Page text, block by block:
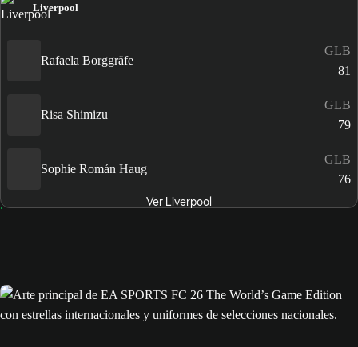
Liverpool
Rafaela Borggräfe
GLB
81
Risa Shimizu
GLB
79
Sophie Román Haug
GLB
76
Ver Liverpool